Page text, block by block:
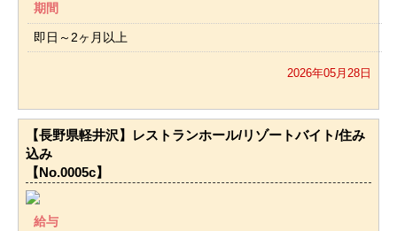
期間
即日～2ヶ月以上
2026年05月28日
【長野県軽井沢】レストランホール/リゾートバイト/住み
込み
【No.0005c】
給与